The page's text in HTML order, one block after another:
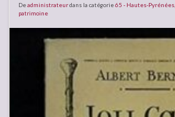
Deadministrateurdans la catégorie65 - Hautes-Pyrénées
patrimoine